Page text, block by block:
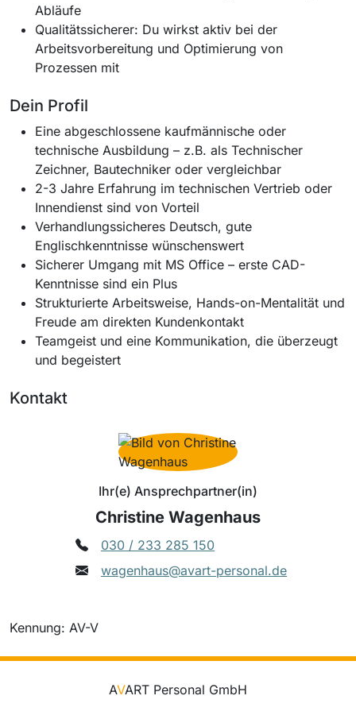
Abläufe
Qualitätssicherer: Du wirkst aktiv bei der
Arbeitsvorbereitung und Optimierung von
Prozessen mit
Dein Profil
Eine abgeschlossene kaufmännische oder
technische Ausbildung – z.B. als Technischer
Zeichner, Bautechniker oder vergleichbar
2-3 Jahre Erfahrung im technischen Vertrieb oder
Innendienst sind von Vorteil
Verhandlungssicheres Deutsch, gute
Englischkenntnisse wünschenswert
Sicherer Umgang mit MS Office – erste CAD-
Kenntnisse sind ein Plus
Strukturierte Arbeitsweise, Hands-on-Mentalität und
Freude am direkten Kundenkontakt
Teamgeist und eine Kommunikation, die überzeugt
und begeistert
Kontakt
Ihr(e) Ansprechpartner(in)
Christine Wagenhaus
030 / 233 285 150
wagenhaus@avart-personal.de
Kennung: AV-V
AVART Personal GmbH